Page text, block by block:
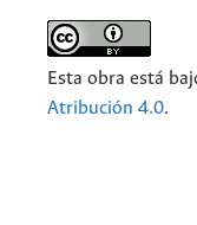
Esta obra está
Atribución 4.0.